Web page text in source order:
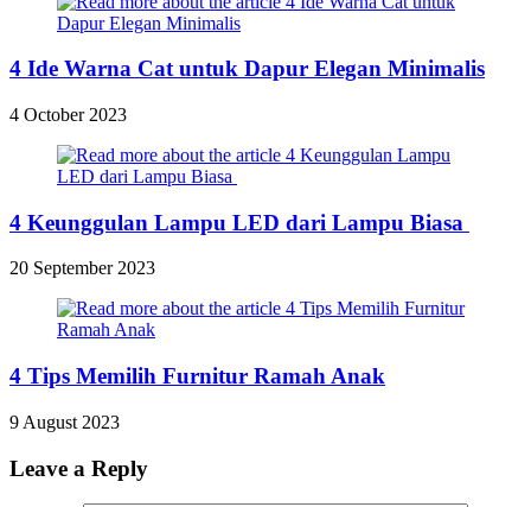
4 Ide Warna Cat untuk Dapur Elegan Minimalis
4 October 2023
4 Keunggulan Lampu LED dari Lampu Biasa
20 September 2023
4 Tips Memilih Furnitur Ramah Anak
9 August 2023
Leave a Reply